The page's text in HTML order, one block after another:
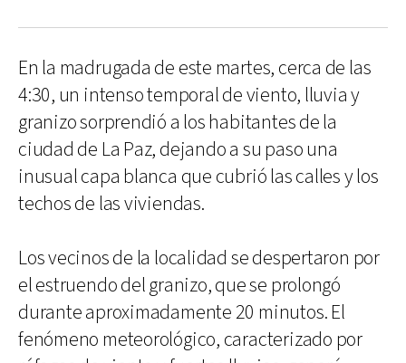
En la madrugada de este martes, cerca de las
4:30, un intenso temporal de viento, lluvia y
granizo sorprendió a los habitantes de la
ciudad de La Paz, dejando a su paso una
inusual capa blanca que cubrió las calles y los
techos de las viviendas.
Los vecinos de la localidad se despertaron por
el estruendo del granizo, que se prolongó
durante aproximadamente 20 minutos. El
fenómeno meteorológico, caracterizado por